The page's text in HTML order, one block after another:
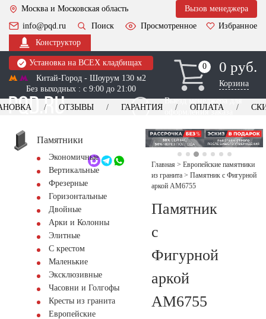
Москва и Московская область
Вызов менеджера
info@pqd.ru
Поиск Просмотренное
Избранное
Конструктор
Установка на ВСЕХ кладбищах
Китай-Город - Шоурум 130 м2
Без выходных : с 9:00 до 21:00
0
0 0 руб.
Корзина
Выезд менеджера для
оформления заказа
+7 (495) 518-44-23
Обратный звонок
ОТЗЫВЫ ГАРАНТИЯ ОПЛАТА
Памятники
Экономичные
Вертикальные
Фрезерные
Горизонтальные
Двойные
Арки и Колонны
Элитные
С крестом
Маленькие
Эксклюзивные
Часовни и Голгофы
Кресты из гранита
Европейские
Главная > Европейские памятники
из гранита > Памятник с Фигурной
аркой AM6755
Памятник
с
Фигурной
аркой
AM6755